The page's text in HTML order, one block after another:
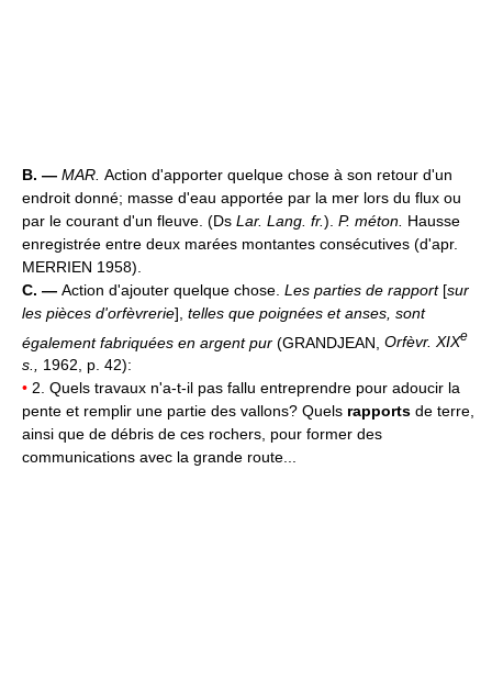
B. — MAR. Action d'apporter quelque chose à son retour d'un
endroit donné; masse d'eau apportée par la mer lors du flux ou
par le courant d'un fleuve. (Ds Lar. Lang. fr.). P. méton. Hausse
enregistrée entre deux marées montantes consécutives (d'apr.
MERRIEN 1958).
C. — Action d'ajouter quelque chose. Les parties de rapport[sur
les pièces d'orfèvrerie], telles que poignées et anses, sont
également fabriquées en argent pur (GRANDJEAN, Orfèvr. XIXe
s., 1962, p. 42):
• 2. Quels travaux n'a-t-il pas fallu entreprendre pour adoucir la
pente et remplir une partie des vallons? Quels rapports de terre,
ainsi que de débris de ces rochers, pour former des
communications avec la grande route...